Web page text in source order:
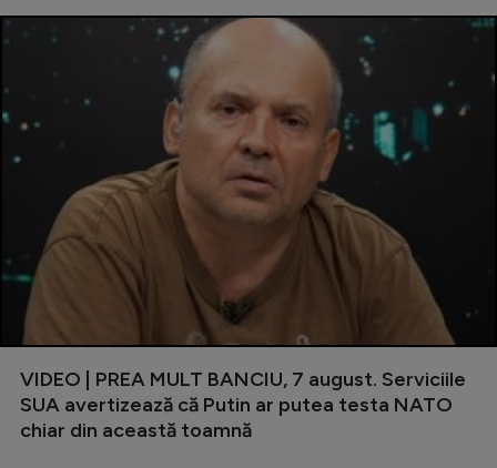
VIDEO | PREA MULT BANCIU, 7 august. Serviciile
SUA avertizează că Putin ar putea testa NATO
chiar din această toamnă